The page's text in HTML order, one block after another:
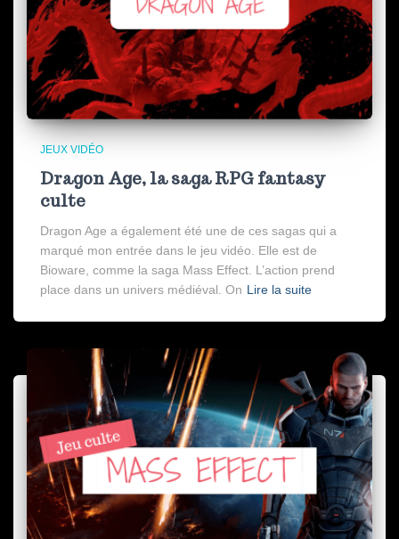
JEUX VIDÉO
Dragon Age, la saga RPG fantasy
culte
Dragon Age a également été une de ces sagas qui a
marqué mon entrée dans le jeu vidéo. Elle est de
Bioware, comme la saga Mass Effect. L’action prend
place dans un univers médiéval. On Lire la suite